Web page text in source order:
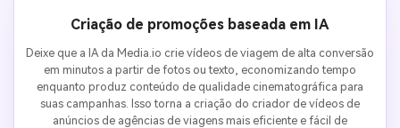
Criação de promoções baseada em IA
Deixe que a IA da Media.io crie vídeos de viagem de alta conversão
em minutos a partir de fotos ou texto, economizando tempo
enquanto produz conteúdo de qualidade cinematográfica para
suas campanhas. Isso torna a criação do criador de vídeos de
anúncios de agências de viagens mais eficiente e fácil de